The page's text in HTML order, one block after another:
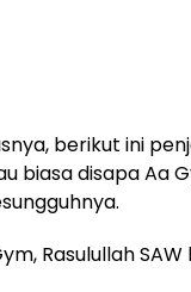
berikut ini
biasa disapa Aa
Rasulullah